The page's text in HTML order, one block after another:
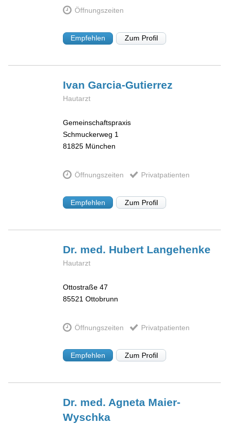
Öffnungszeiten
Empfehlen Zum Profil
IvanGarcia-Gutierrez
Hautarzt
Gemeinschaftspraxis
Schmuckerweg 1
81825 München
Öffnungszeiten Privatpatienten
Empfehlen Zum Profil
Dr. med. Hubert Langehenke
Hautarzt
Ottostraße 47
85521 Ottobrunn
Öffnungszeiten Privatpatienten
Empfehlen Zum Profil
Dr. med. Agneta Maier-
Wyschka